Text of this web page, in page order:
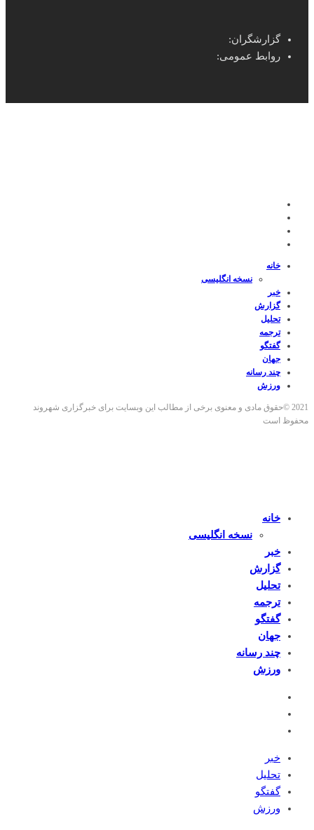
گزارشگران:
روابط عمومی:
خانه
نسخه انگلیسی
خبر
گزارش
تحلیل
ترجمه
گفتگو
جهان
چند رسانه
ورزش
2021 ©حقوق مادی و معنوی برخی از مطالب این وبسایت برای خبرگزاری شهروند
محفوظ است
خانه
نسخه انگلیسی
خبر
گزارش
تحلیل
ترجمه
گفتگو
جهان
چند رسانه
ورزش
خبر
تحلیل
گفتگو
ورزش